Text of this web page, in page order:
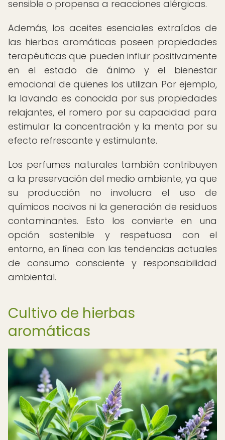
sensible o propensa a reacciones alérgicas.
Además, los aceites esenciales extraídos de
las hierbas aromáticas poseen propiedades
terapéuticas que pueden influir positivamente
en el estado de ánimo y el bienestar
emocional de quienes los utilizan. Por ejemplo,
la lavanda es conocida por sus propiedades
relajantes, el romero por su capacidad para
estimular la concentración y la menta por su
efecto refrescante y estimulante.
Los perfumes naturales también contribuyen
a la preservación del medio ambiente, ya que
su producción no involucra el uso de
químicos nocivos ni la generación de residuos
contaminantes. Esto los convierte en una
opción sostenible y respetuosa con el
entorno, en línea con las tendencias actuales
de consumo consciente y responsabilidad
ambiental.
Cultivo de hierbas
aromáticas